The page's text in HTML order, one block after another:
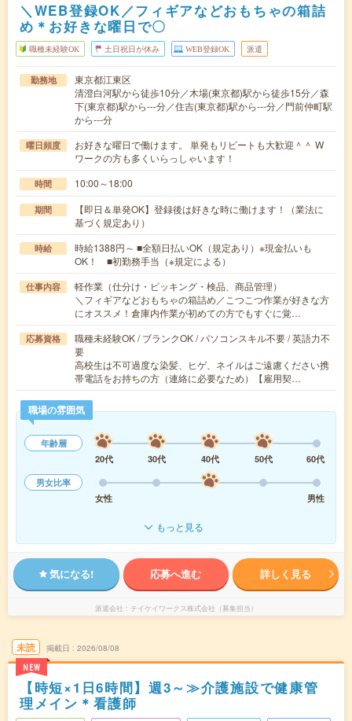
＼WEB登録OK／フィギアなどおもちゃの箱詰
め＊お好きな曜日で〇
職種未経験OK 土日祝日が休み WEB登録OK 派遣
勤務地
東京都江東区
清澄白河駅から徒歩10分／木場(東京都)駅から徒歩15分／森
下(東京都)駅から---分／住吉(東京都)駅から---分／門前仲町駅
から---分
曜日頻度
お好きな曜日で働けます。 単発もリピートも大歓迎＾＾ W
ワークの方も多くいらっしゃいます！
時間 10:00～18:00
期間
【即日＆単発OK】登録後は好きな時に働けます！（業法に
基づく規定あり）
時給
時給1388円～ ■全額日払いOK（規定あり）※現金払いも
OK！ ■初勤務手当（※規定による）
仕事内容
軽作業（仕分け・ピッキング・検品、商品管理）
＼フィギアなどおもちゃの箱詰め／こつこつ作業が好きな方
にオススメ！倉庫内作業が初めての方でもすぐに覚…
応募資格
職種未経験OK / ブランクOK / パソコンスキル不要 / 英語力不
要
高校生は不可過度な染髪、ヒゲ、ネイルはご遠慮ください携
帯電話をお持ちの方（連絡に必要なため）【雇用契…
職場の雰囲気
年齢層
20代
30代 40代 50代
60代
男女比率
女性
男性
もっと見る
気になる! 応募へ進む 詳しく見る
派遣会社 テイケイワークス株式会社（募集担当）
未読
NEW
掲載日 2026/08/08
【時短×1日6時間】週3～≫介護施設で健康管
理メイン＊看護師